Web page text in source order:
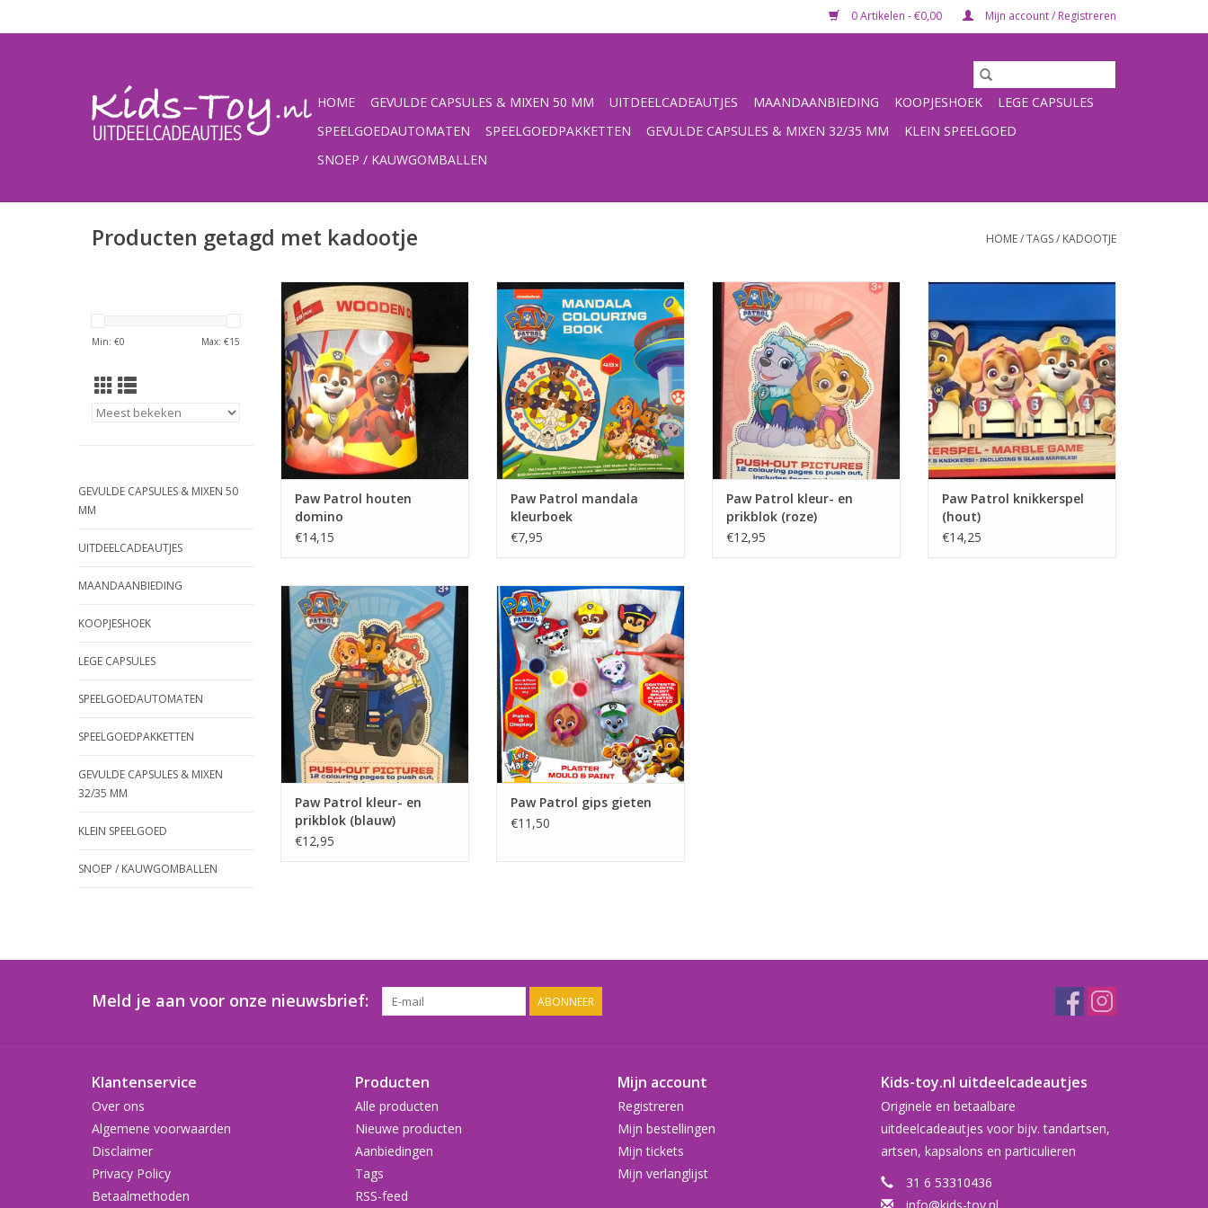
0 Artikelen - €0,00 Mijn account / Registreren
HOME GEVULDE CAPSULES & MIXEN 50 MM UITDEELCADEAUTJES MAANDAANBIEDING KOOPJESHOEK
LEGE CAPSULES
SPEELGOEDAUTOMATEN
SPEELGOEDPAKKETTEN GEVULDE CAPSULES & MIXEN 32/35 MM
KLEIN SPEELGOED
SNOEP / KAUWGOMBALLEN
Producten getagd met kadootje HOME/TAGS/ KADOOTJE
Min: €0 Max: €15
GEVULDE CAPSULES & MIXEN 50
MM
UITDEELCADEAUTJES
MAANDAANBIEDING
KOOPJESHOEK
LEGE CAPSULES
SPEELGOEDAUTOMATEN
SPEELGOEDPAKKETTEN
GEVULDE CAPSULES & MIXEN
32/35 MM
KLEIN SPEELGOED
SNOEP / KAUWGOMBALLEN
Paw Patrol houten
dominoMateriaal: hout
Afmeting: 11 x 13
TOEVOEGEN AAN WINKELWAGEN
Paw Patrol houten
domino
€14,15
Paw Patrol mandala
kleurboek'Materiaal: papier
Afmeting: 18 x 18 x 1,5
TOEVOEGEN AAN WINKELWAGEN
Paw Patrol mandala
kleurboek
€7,95
Paw Patrol kleur- en prikblok
(roze)Materiaal: karton/papier
Afmeting: 21 x 15 x 1,5
TOEVOEGEN AAN WINKELWAGEN
Paw Patrol kleur- en
prikblok (roze)
€12,95
Paw Patrol knikkerspelMateriaal:
Afmeting verpakking: 32 x 17 x
1,5
TOEVOEGEN AAN WINKELWAGEN
Paw Patrol knikkerspel
(hout)
€14,25
Paw Patrol kleur- en prikblok
(blauw)Materiaal: karton/papier
Afmeting: 21 x 15 x 1,5
TOEVOEGEN AAN WINKELWAGEN
Paw Patrol kleur- en
prikblok (blauw)
€12,95
Paw Patrol gips
gietenVerpakking: 18,5 x 22
Leeftijd: 3+
TOEVOEGEN AAN WINKELWAGEN
Paw Patrol gips gieten
€11,50
Meld je aan voor onze nieuwsbrief: ABONNEER
Klantenservice
Over ons
Algemene voorwaarden
Disclaimer
Privacy Policy
Betaalmethoden
Producten
Alle producten
Nieuwe producten
Aanbiedingen
Tags
RSS-feed
Mijn account
Registreren
Mijn bestellingen
Mijn tickets
Mijn verlanglijst
Kids-toy.nl uitdeelcadeautjes
Originele en betaalbare
uitdeelcadeautjes voor bijv. tandartsen,
artsen, kapsalons en particulieren
31 6 53310436